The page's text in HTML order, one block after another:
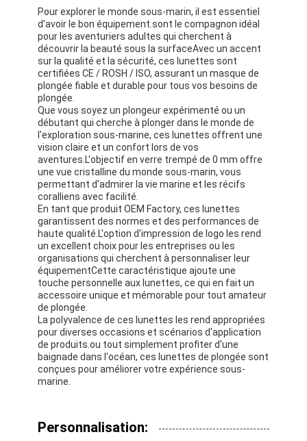
Chasse à l'eau
Les nageoires de nage
Ensemble de masques de plongée
Accessoires de plongée sous-marine
Pour explorer le monde sous-marin, il est essentiel
d'avoir le bon équipement.sont le compagnon idéal
pour les aventuriers adultes qui cherchent à
découvrir la beauté sous la surfaceAvec un accent
sur la qualité et la sécurité, ces lunettes sont
certifiées CE / ROSH / ISO, assurant un masque de
plongée fiable et durable pour tous vos besoins de
plongée.
Que vous soyez un plongeur expérimenté ou un
débutant qui cherche à plonger dans le monde de
l'exploration sous-marine, ces lunettes offrent une
vision claire et un confort lors de vos
aventures.L'objectif en verre trempé de 0 mm offre
une vue cristalline du monde sous-marin, vous
permettant d'admirer la vie marine et les récifs
coralliens avec facilité.
En tant que produit OEM Factory, ces lunettes
garantissent des normes et des performances de
haute qualité.L'option d'impression de logo les rend
un excellent choix pour les entreprises ou les
organisations qui cherchent à personnaliser leur
équipementCette caractéristique ajoute une
touche personnelle aux lunettes, ce qui en fait un
accessoire unique et mémorable pour tout amateur
de plongée.
La polyvalence de ces lunettes les rend appropriées
pour diverses occasions et scénarios d'application
de produits.ou tout simplement profiter d'une
baignade dans l'océan, ces lunettes de plongée sont
conçues pour améliorer votre expérience sous-
marine.
Personnalisation: